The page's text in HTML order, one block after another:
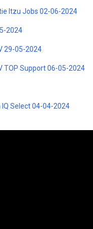
Itzu Jobs 02-06-2024
2024
29-05-2024
TOP Support 06-05-2024
Select 04-04-2024